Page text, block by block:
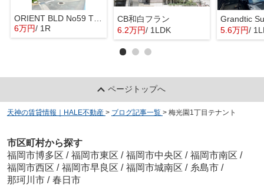
ORIENT BLD No59 TWINS
6万円/ 1R
CB和白フラン
6.2万円/ 1LDK
Grandtic
5.6万円/
ページトップへ
天神の賃貸情報｜HALE不動産 > ブログ記事一覧 > 梅光園1丁目テナント
市区町村から探す
福岡市博多区 / 福岡市東区 / 福岡市中央区 / 福岡市南区 /
福岡市西区 / 福岡市早良区 / 福岡市城南区 / 糸島市 /
那珂川市 / 春日市